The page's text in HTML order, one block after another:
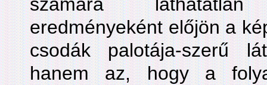
eredményeként előjön a
csodák palotája-szerű
hanem az, hogy a